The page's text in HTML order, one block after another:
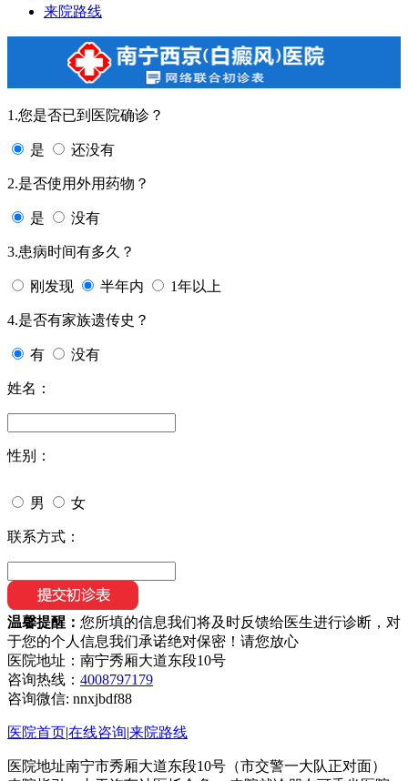
来院路线
1.您是否已到医院确诊？
是 还没有
2.是否使用外用药物？
是 没有
3.患病时间有多久？
刚发现 半年内 1年以上
4.是否有家族遗传史？
有 没有
姓名：
性别：
男 女
联系方式：
温馨提醒： 您所填的信息我们将及时反馈给医生进行诊断，对
于您的个人信息我们承诺绝对保密！请您放心
医院地址：南宁秀厢大道东段10号
咨询热线： 4008797179
咨询微信: nnxjbdf88
医院首页|在线咨询|来院路线
医院地址南宁市秀厢大道东段10号（市交警一大队正对面）